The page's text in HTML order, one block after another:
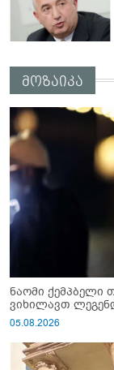
მოზაიკა
ნაომი ქემპბელი
ვიხილავთ
05.08.2026